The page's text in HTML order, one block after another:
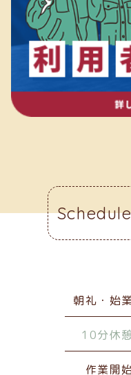
朝礼・始業
10分休憩
作業開